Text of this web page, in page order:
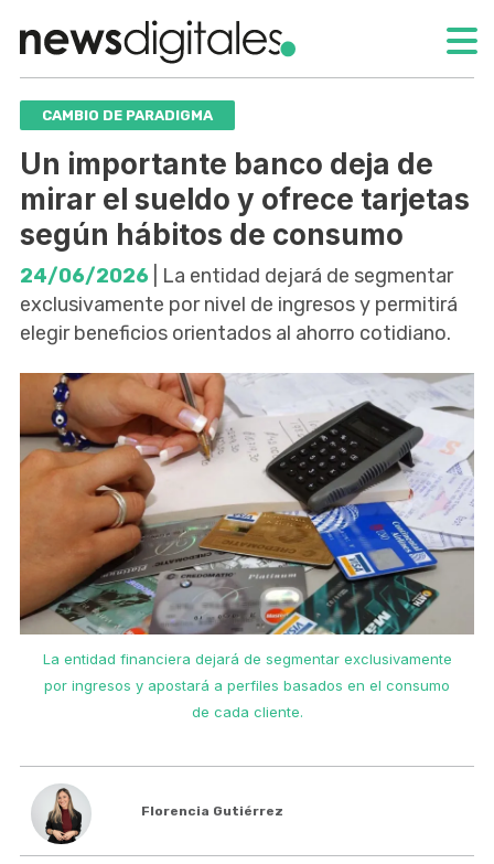
CAMBIO DE PARADIGMA
Un importante banco deja de
mirar el sueldo y ofrece tarjetas
según hábitos de consumo
24/06/2026 | La entidad dejará de segmentar
exclusivamente por nivel de ingresos y permitirá
elegir beneficios orientados al ahorro cotidiano.
La entidad financiera dejará de segmentar exclusivamente
por ingresos y apostará a perfiles basados en el consumo
de cada cliente.
Florencia Gutiérrez